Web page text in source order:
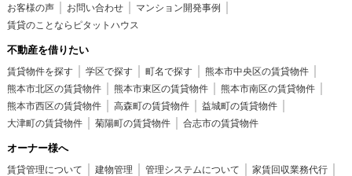
お客様の声
お問い合わせ
マンション開発事例
賃貸のことならピタットハウス
不動産を借りたい
賃貸物件を探す 学区で探す 町名で探す
熊本市中央区の賃貸物件
熊本市北区の賃貸物件
熊本市東区の賃貸物件
熊本市南区の賃貸物件
熊本市西区の賃貸物件
高森町の賃貸物件
益城町の賃貸物件
大津町の賃貸物件
菊陽町の賃貸物件 合志市の賃貸物件
オーナー様へ
賃貸管理について 建物管理 管理システムについて
家賃回収業務代行